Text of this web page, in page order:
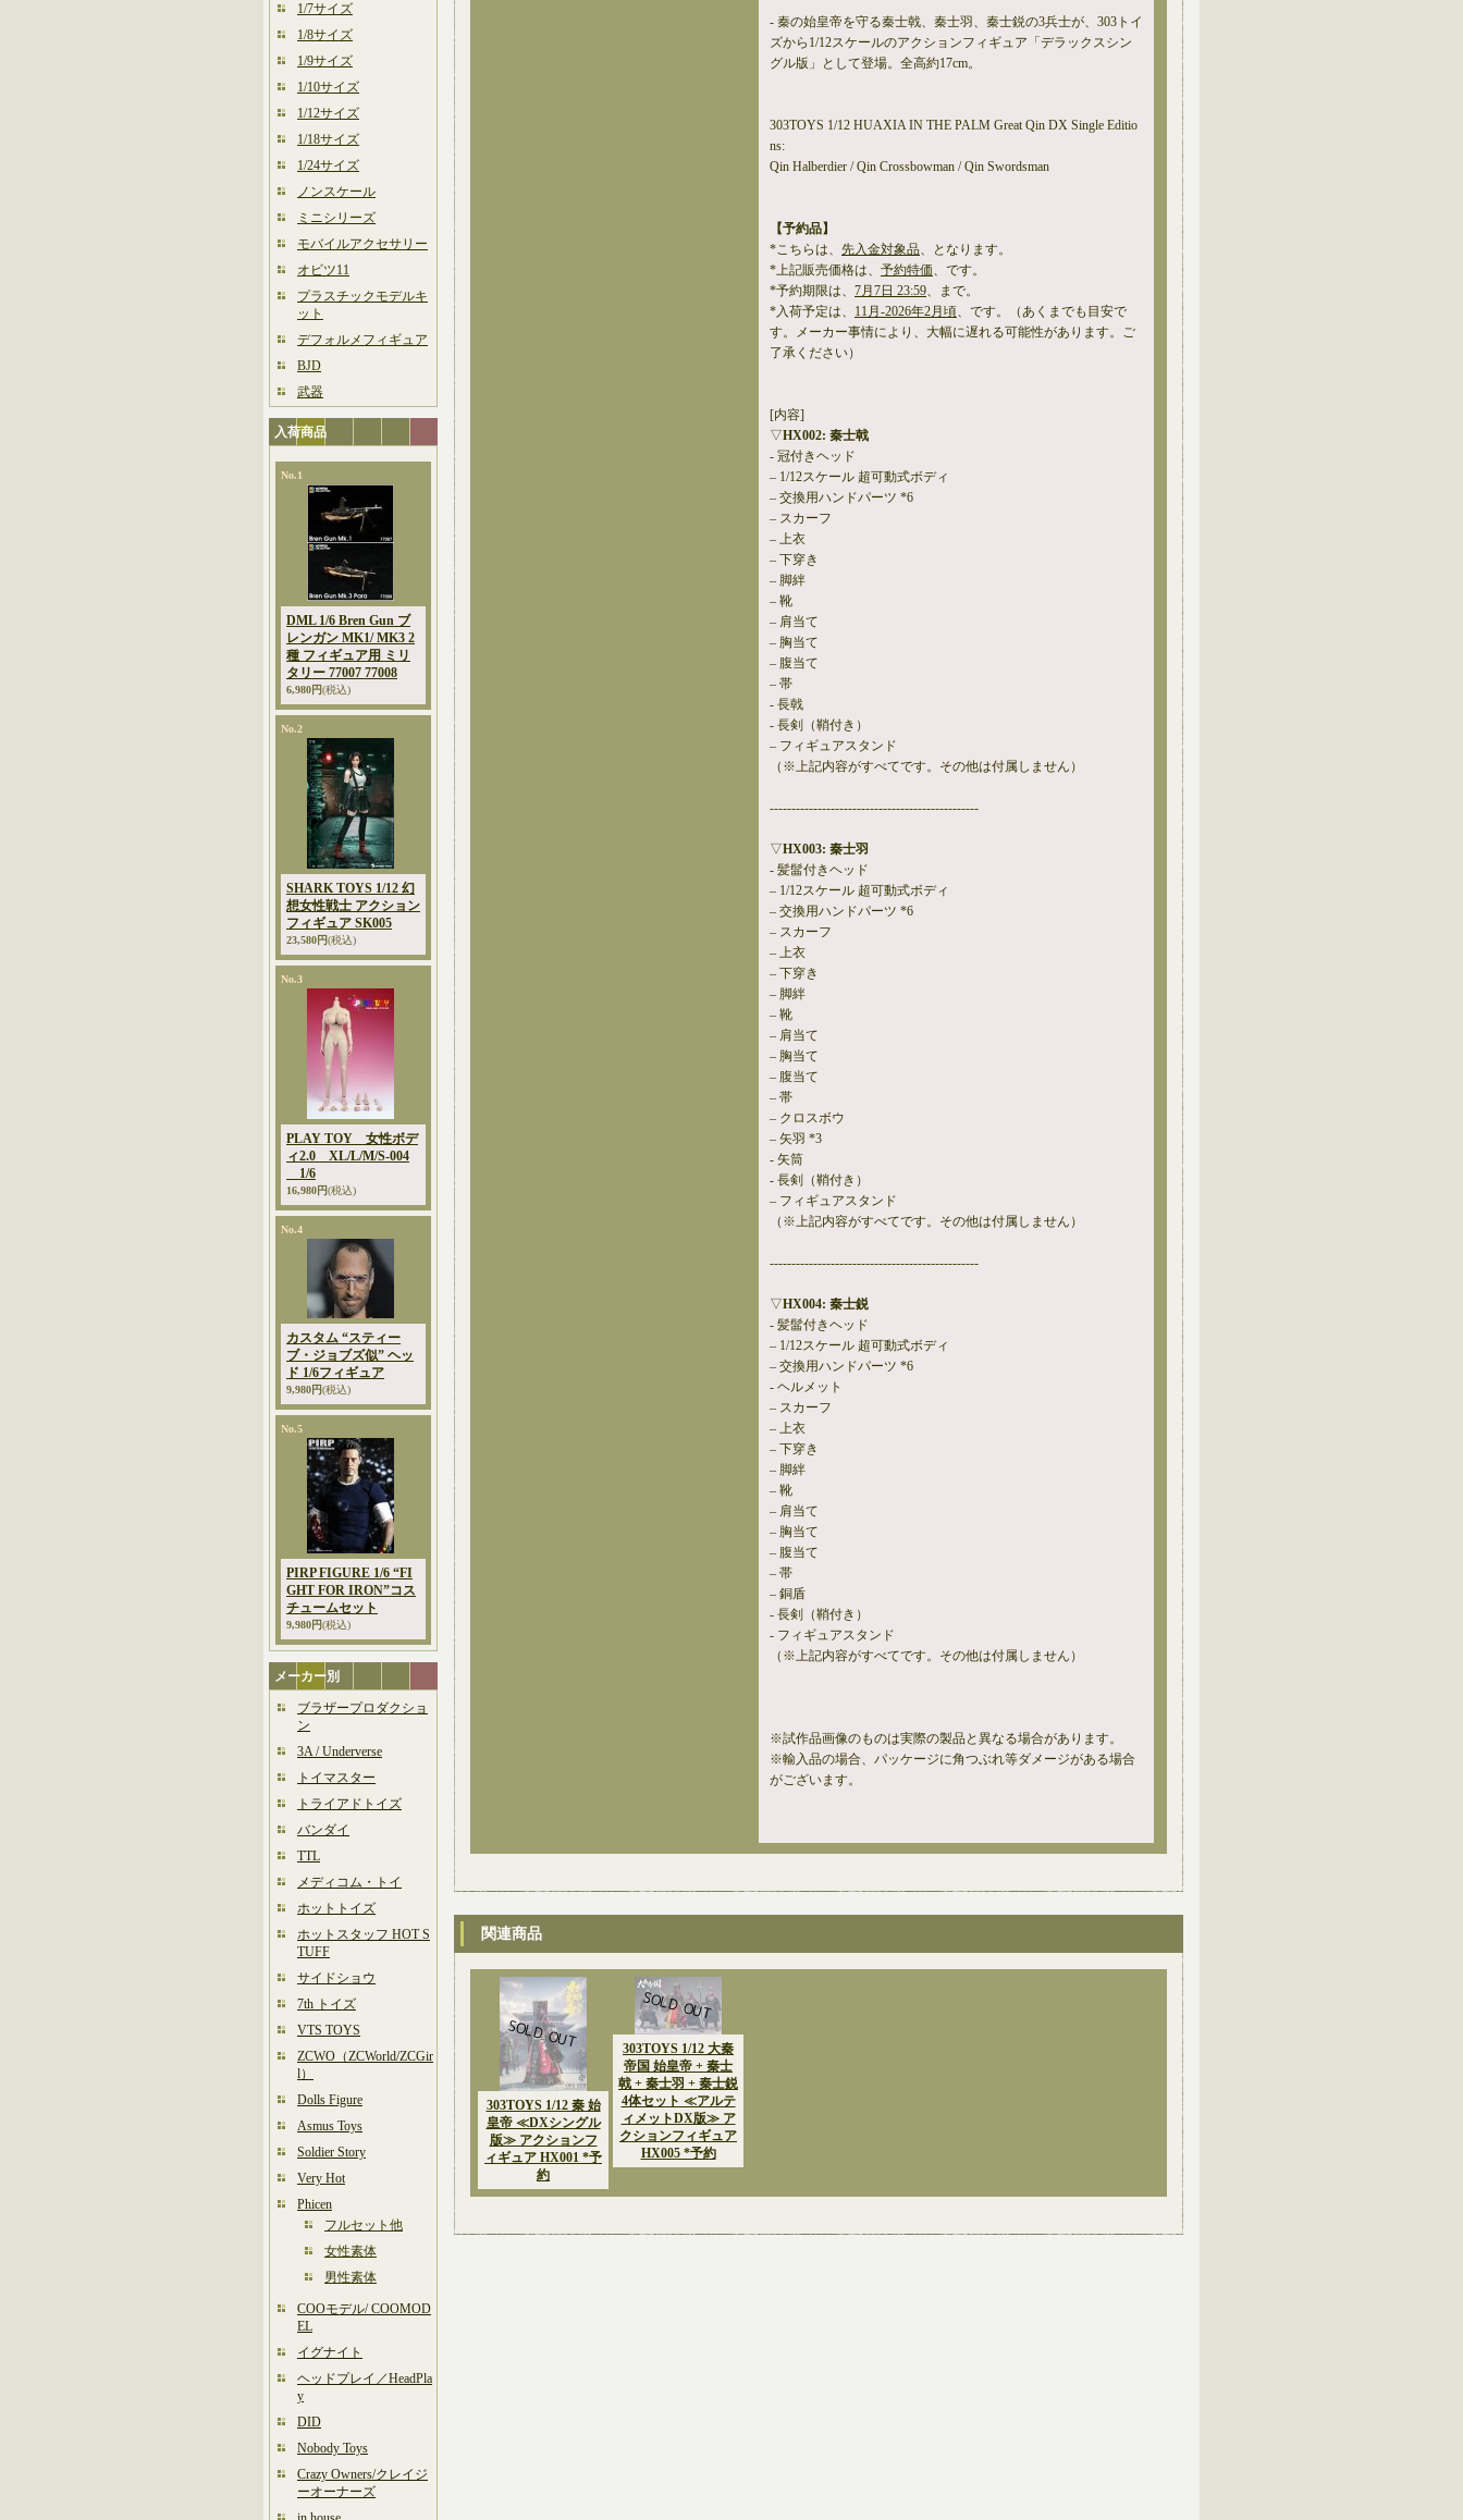
1/7サイズ
1/8サイズ
1/9サイズ
1/10サイズ
1/12サイズ
1/18サイズ
1/24サイズ
ノンスケール
ミニシリーズ
モバイルアクセサリー
オビツ11
プラスチックモデルキ
ット
デフォルメフィギュア
BJD
武器
入荷商品
No.1
DML 1/6 Bren Gun ブ
レンガン MK1/ MK3 2
種 フィギュア用 ミリ
タリー 77007 77008
6,980円(税込)
No.2
SHARK TOYS 1/12 幻
想女性戦士 アクション
フィギュア SK005
23,580円(税込)
No.3
PLAY TOY 女性ボデ
ィ2.0 XL/L/M/S-004
1/6
16,980円(税込)
No.4
カスタム “スティー
ブ・ジョブズ似” ヘッ
ド 1/6フィギュア
9,980円(税込)
No.5
PIRP FIGURE 1/6 “FI
GHT FOR IRON”コス
チュームセット
9,980円(税込)
メーカー別
ブラザープロダクショ
ン
3A / Underverse
トイマスター
トライアドトイズ
バンダイ
TTL
メディコム・トイ
ホットトイズ
ホットスタッフ HOT S
TUFF
サイドショウ
7th トイズ
VTS TOYS
ZCWO（ZCWorld/ZCGir
l）
Dolls Figure
Asmus Toys
Soldier Story
Very Hot
Phicen
フルセット他
女性素体
男性素体
COOモデル/ COOMOD
EL
イグナイト
ヘッドプレイ／HeadPla
y
DID
Nobody Toys
Crazy Owners/クレイジ
ーオーナーズ
- 秦の始皇帝を守る秦士戟、秦士羽、秦士鋭の3兵士が、303トイ
ズから1/12スケールのアクションフィギュア「デラックスシン
グル版」として登場。全高約17cm。
303TOYS 1/12 HUAXIA IN THE PALM Great Qin DX Single Editio
ns:
Qin Halberdier / Qin Crossbowman / Qin Swordsman
【予約品】
*こちらは、 先入金対象品、となります。
*上記販売価格は、 予約特価、です。
*予約期限は、 7月7日 23:59、まで。
*入荷予定は、 11月-2026年2月頃、です。（あくまでも目安で
す。メーカー事情により、大幅に遅れる可能性があります。ご
了承ください）
[内容]
▽HX002: 秦士戟
- 冠付きヘッド
– 1/12スケール 超可動式ボディ
– 交換用ハンドパーツ *6
– スカーフ
– 上衣
– 下穿き
– 脚絆
– 靴
– 肩当て
– 胸当て
– 腹当て
– 帯
- 長戟
- 長剣（鞘付き）
– フィギュアスタンド
（※上記内容がすべてです。その他は付属しません）
------------------------------------------------
▽HX003: 秦士羽
- 髪髷付きヘッド
– 1/12スケール 超可動式ボディ
– 交換用ハンドパーツ *6
– スカーフ
– 上衣
– 下穿き
– 脚絆
– 靴
– 肩当て
– 胸当て
– 腹当て
– 帯
– クロスボウ
– 矢羽 *3
- 矢筒
- 長剣（鞘付き）
– フィギュアスタンド
（※上記内容がすべてです。その他は付属しません）
------------------------------------------------
▽HX004: 秦士鋭
- 髪髷付きヘッド
– 1/12スケール 超可動式ボディ
– 交換用ハンドパーツ *6
- ヘルメット
– スカーフ
– 上衣
– 下穿き
– 脚絆
– 靴
– 肩当て
– 胸当て
– 腹当て
– 帯
– 銅盾
- 長剣（鞘付き）
- フィギュアスタンド
（※上記内容がすべてです。その他は付属しません）
※試作品画像のものは実際の製品と異なる場合があります。
※輸入品の場合、パッケージに角つぶれ等ダメージがある場合
がございます。
関連商品
303TOYS 1/12 秦 始
皇帝 ≪DXシングル
版≫ アクションフ
ィギュア HX001 *予
約
303TOYS 1/12 大秦
帝国 始皇帝 + 秦士
戟 + 秦士羽 + 秦士鋭
4体セット ≪アルテ
ィメットDX版≫ ア
クションフィギュア
HX005 *予約